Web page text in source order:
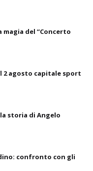
del “Concerto
2 agosto capitale sport
storia di Angelo
confronto con gli